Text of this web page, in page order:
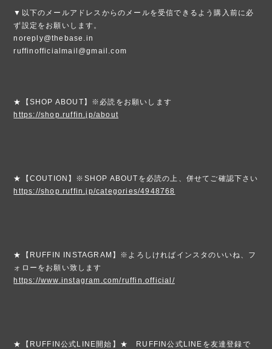
▼以下のメールアドレスからのメールを受信できるよう購入前に必
ず設定をお願いします。
noreply@thebase.in
ruffinofficialmail@gmail.com
★【SHOP ABOUT】※必読をお願いします
https://shop.ruffin.jp/about
★【COUTION】※SHOP ABOUTを必読の上、併せてご確認下さい
https://shop.ruffin.jp/categories/4948768
★【RUFFIN INSTAGRAM】※よろしければインスタのいいね、フ
ォローをお願い致します
https://www.instagram.com/ruffin.official/
★【RUFFIN公式LINE開始】★ RUFFIN公式LINEを友達登録で